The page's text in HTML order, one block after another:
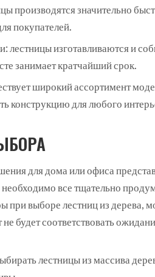
производятся значительно
покупателей.
лестницы изготавливаются и
занимает кратчайший срок.
широкий ассортимент
конструкцию для любого
для дома или офиса
необходимо все тщательно
при выборе лестниц из дерева,
будет соответствовать
лестницы из массива